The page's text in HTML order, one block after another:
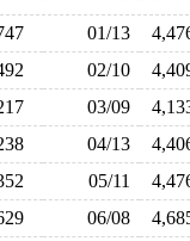
01/13
02/10
03/09
04/13
05/11
06/08